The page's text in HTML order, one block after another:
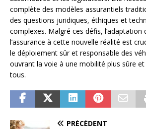
complète des modèles assurantiels
des questions juridiques, éthiques et
complexes. Malgré ces défis, l’adaptation
l’assurance à cette nouvelle réalité est
le déploiement sûr et responsable des
ouvrant la voie à une mobilité plus sûre
tous.
PRÉCÉDENT